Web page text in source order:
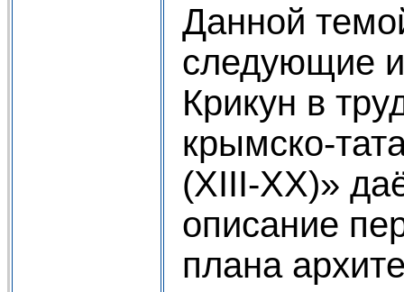
Данной
следующие
Крикун в
крымско-
(XIII-XX)»
описание
плана